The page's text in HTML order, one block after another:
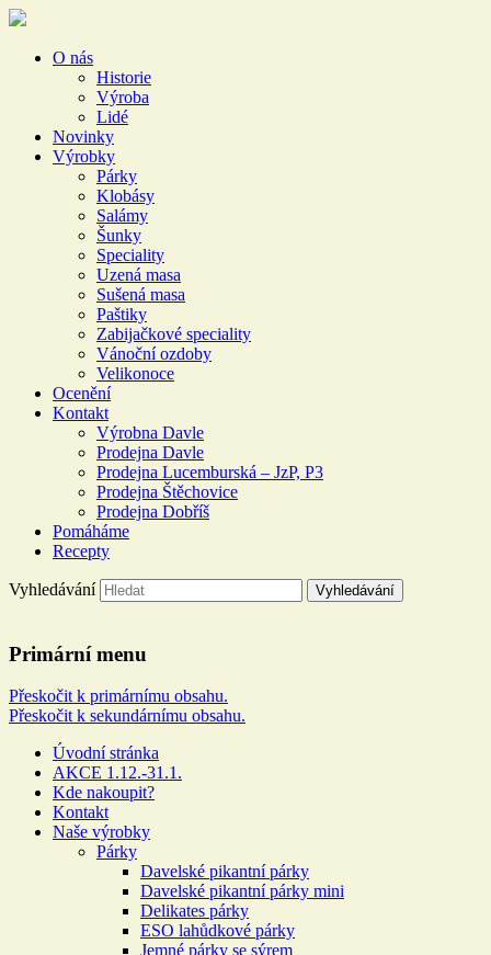
O nás
Historie
Výroba
Lidé
Novinky
Výrobky
Párky
Klobásy
Salámy
Šunky
Speciality
Uzená masa
Sušená masa
Paštiky
Zabijačkové speciality
Vánoční ozdoby
Velikonoce
Ocenění
Kontakt
Výrobna Davle
Prodejna Davle
Prodejna Lucemburská – JzP, P3
Prodejna Štěchovice
Prodejna Dobříš
Pomáháme
Recepty
DOLEJŠÍCH
Více než 100 let rodinné tradice
Vyhledávání
Primární menu
Přeskočit k primárnímu obsahu.
Přeskočit k sekundárnímu obsahu.
Úvodní stránka
AKCE 1.12.-31.1.
Kde nakoupit?
Kontakt
Naše výrobky
Párky
Davelské pikantní párky
Davelské pikantní párky mini
Delikates párky
ESO lahůdkové párky
Jemné párky se sýrem